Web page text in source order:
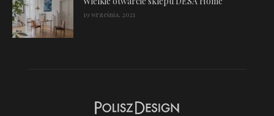
19 września, 2021